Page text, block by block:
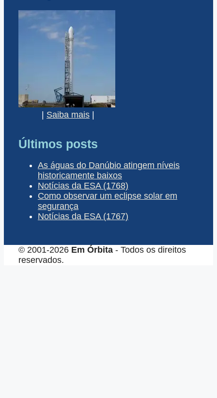
| Saiba mais |
Últimos posts
As águas do Danúbio atingem níveis
historicamente baixos
Notícias da ESA (1768)
Como observar um eclipse solar em
segurança
Notícias da ESA (1767)
© 2001-2026 Em Órbita - Todos os direitos
reservados.